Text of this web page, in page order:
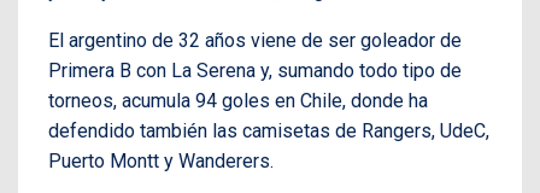
El argentino de 32 años viene de ser goleador de
Primera B con La Serena y, sumando todo tipo de
torneos, acumula 94 goles en Chile, donde ha
defendido también las camisetas de Rangers, UdeC,
Puerto Montt y Wanderers.